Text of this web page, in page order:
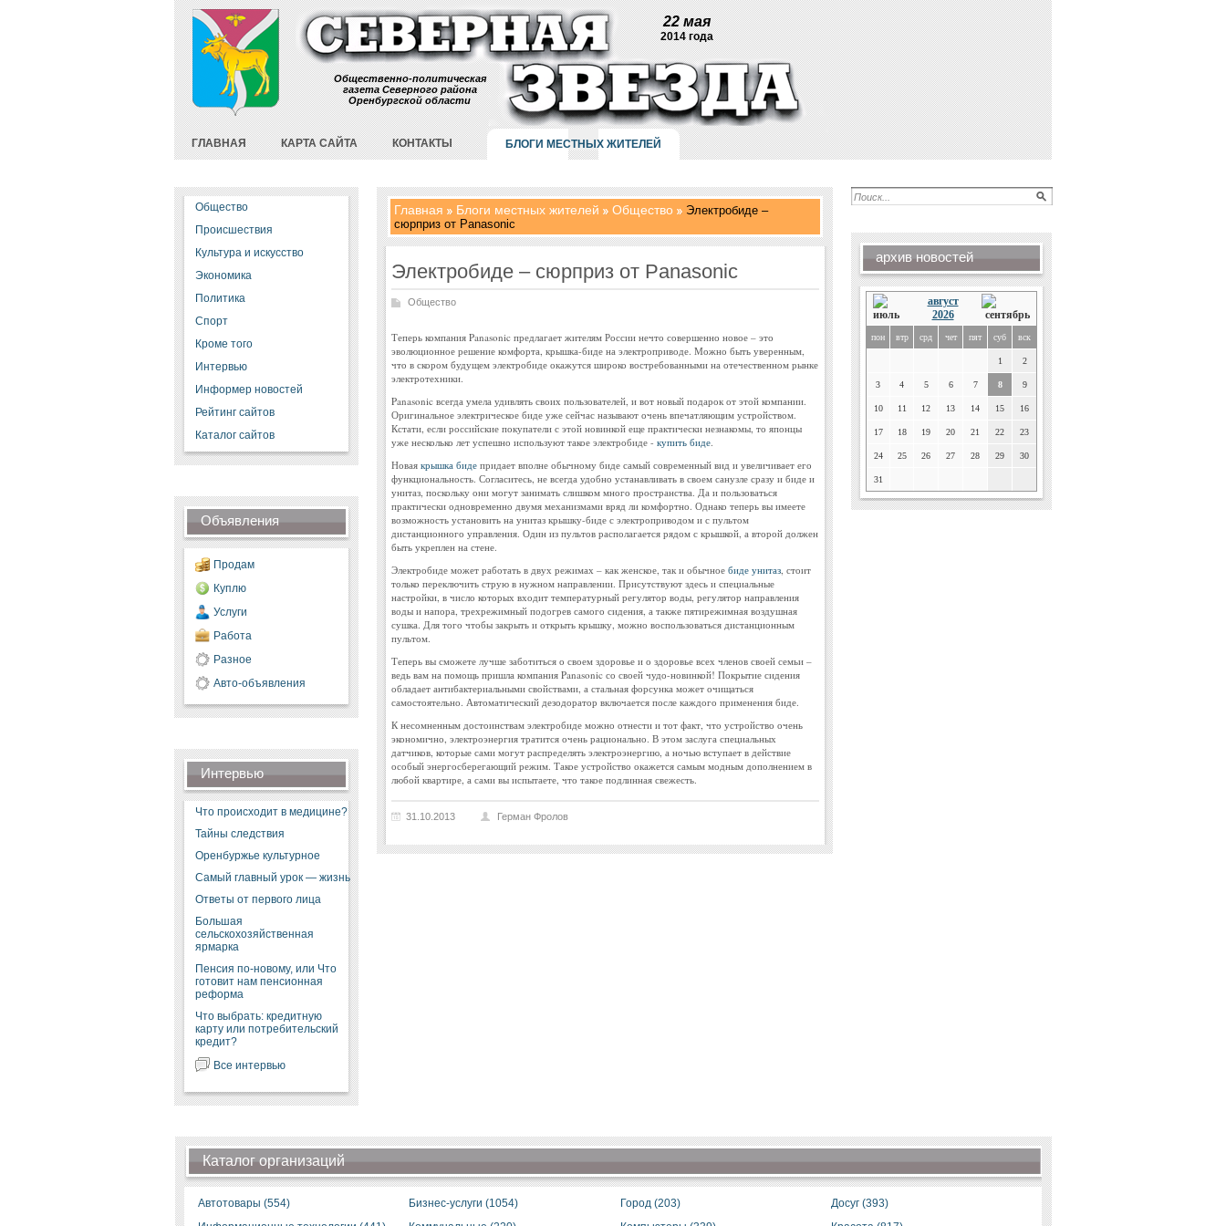
22 мая
2014 года
Общественно-политическая
газета Северного района
Оренбургской области
ГЛАВНАЯ КАРТА САЙТА КОНТАКТЫ БЛОГИ МЕСТНЫХ ЖИТЕЛЕЙ
Общество
Происшествия
Культура и искусство
Экономика
Политика
Спорт
Кроме того
Интервью
Информер новостей
Рейтинг сайтов
Каталог сайтов
Объявления
Продам
Куплю
Услуги
Работа
Разное
Авто-объявления
Интервью
Что происходит в медицине?
Тайны следствия
Оренбуржье культурное
Самый главный урок — жизнь
Ответы от первого лица
Большая
сельскохозяйственная
ярмарка
Пенсия по-новому, или Что
готовит нам пенсионная
реформа
Что выбрать: кредитную
карту или потребительский
кредит?
Все интервью
Главная Блоги местных жителей Общество
Электробиде –
сюрприз от Panasonic
Электробиде – сюрприз от Panasonic
Общество
Теперь компания Panasonic предлагает жителям России нечто совершенно новое – это
эволюционное решение комфорта, крышка-биде на электроприводе. Можно быть уверенным,
что в скором будущем электробиде окажутся широко востребованными на отечественном рынке
электротехники.
Panasonic всегда умела удивлять своих пользователей, и вот новый подарок от этой компании.
Оригинальное электрическое биде уже сейчас называют очень впечатляющим устройством.
Кстати, если российские покупатели с этой новинкой еще практически незнакомы, то японцы
уже несколько лет успешно используют такое электробиде - купить биде.
Новая крышка бидепридает вполне обычному биде самый современный вид и увеличивает его
функциональность. Согласитесь, не всегда удобно устанавливать в своем санузле сразу и биде и
унитаз, поскольку они могут занимать слишком много пространства. Да и пользоваться
практически одновременно двумя механизмами вряд ли комфортно. Однако теперь вы имеете
возможность установить на унитаз крышку-биде с электроприводом и с пультом
дистанционного управления. Один из пультов располагается рядом с крышкой, а второй должен
быть укреплен на стене.
Электробиде может работать в двух режимах – как женское, так и обычное биде унитаз, стоит
только переключить струю в нужном направлении. Присутствуют здесь и специальные
настройки, в число которых входит температурный регулятор воды, регулятор направления
воды и напора, трехрежимный подогрев самого сидения, а также пятирежимная воздушная
сушка. Для того чтобы закрыть и открыть крышку, можно воспользоваться дистанционным
пультом.
Теперь вы сможете лучше заботиться о своем здоровье и о здоровье всех членов своей семьи –
ведь вам на помощь пришла компания Panasonic со своей чудо-новинкой! Покрытие сидения
обладает антибактериальными свойствами, а стальная форсунка может очищаться
самостоятельно. Автоматический дезодоратор включается после каждого применения биде.
К несомненным достоинствам электробиде можно отнести и тот факт, что устройство очень
экономично, электроэнергия тратится очень рационально. В этом заслуга специальных
датчиков, которые сами могут распределять электроэнергию, а ночью вступает в действие
особый энергосберегающий режим. Такое устройство окажется самым модным дополнением в
любой квартире, а сами вы испытаете, что такое подлинная свежесть.
31.10.2013 Герман Фролов
архив новостей
август
2026
пон втр срд чет пят суб вск
1 2
3 4 5 6 7 8 9
10 11 12 13 14 15 16
17 18 19 20 21 22 23
24 25 26 27 28 29 30
31
Каталог организаций
Автотовары (554) Бизнес-услуги (1054) Город (203)
Досуг (393)